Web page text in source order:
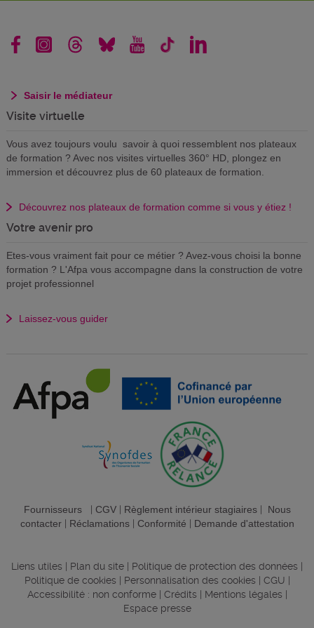
Saisir le médiateur
Visite virtuelle
Vous avez toujours voulu savoir à quoi ressemblent nos plateaux
de formation ? Avec nos visites virtuelles 360° HD, plongez en
immersion et découvrez plus de 60 plateaux de formation.
Découvrez nos plateaux de formation comme si vous y étiez !
Votre avenir pro
Etes-vous vraiment fait pour ce métier ? Avez-vous choisi la bonne
formation ? L'Afpa vous accompagne dans la construction de votre
projet professionnel
Laissez-vous guider
Fournisseurs| CGV| Règlement intérieur stagiaires| Nous
contacter| Réclamations| Conformité Demande d'attestation
Liens utiles Plan du site Politique de protection des données
Politique de cookies
Personnalisation des cookies CGU
Accessibilité : non conforme| Crédits Mentions légales
Espace presse